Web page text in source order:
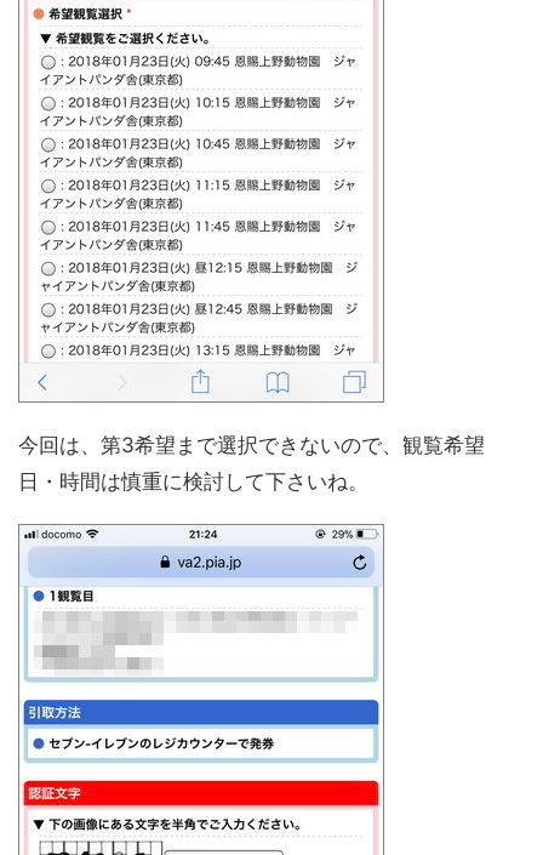
今回は、第3希望まで選択できないので、観覧希望
日・時間は慎重に検討して下さいね。